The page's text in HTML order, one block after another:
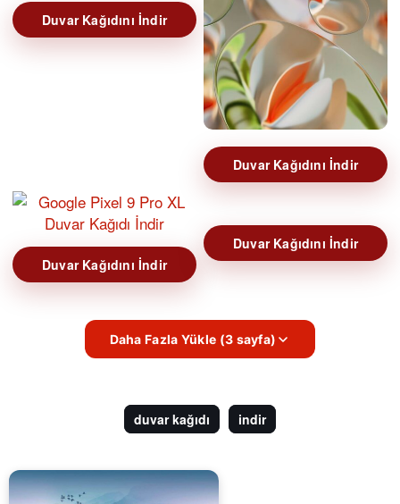
Duvar Kağıdını İndir
Duvar Kağıdını İndir
Duvar Kağıdını İndir
Duvar Kağıdını İndir
Daha Fazla Yükle (3 sayfa)
duvar kağıdı indir